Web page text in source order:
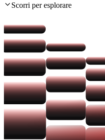
Scorri per esplorare